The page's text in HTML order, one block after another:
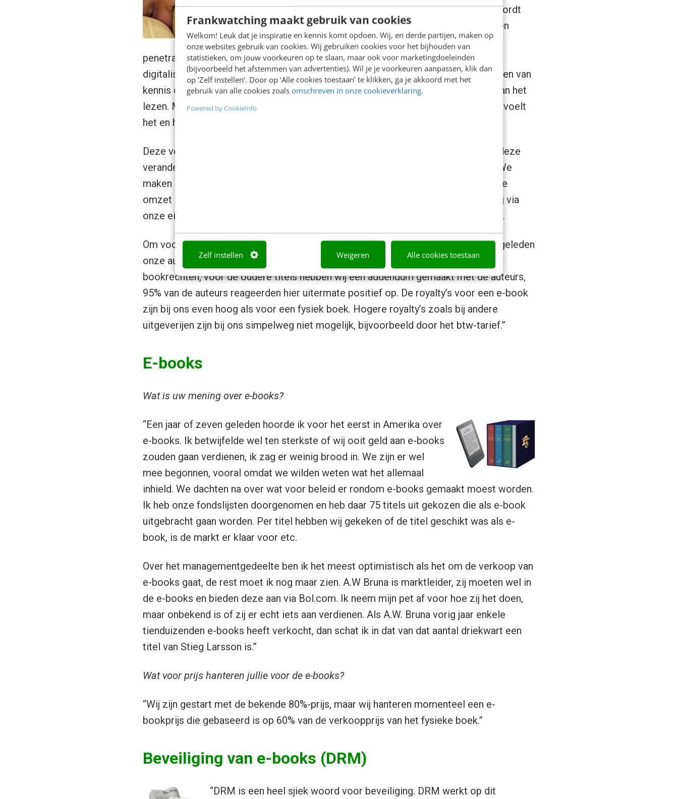
Frankwatching maakt gebruik van cookies
Welkom! Leuk dat je inspiratie en kennis komt opdoen. Wij, en derde partijen, maken op
onze websites gebruik van cookies. Wij gebruiken cookies voor het bijhouden van
statistieken, om jouw voorkeuren op te slaan, maar ook voor marketingdoeleinden
(bijvoorbeeld het afstemmen van advertenties). Wil je je voorkeuren aanpassen, klik dan
op ‘Zelf instellen’. Door op ‘Alle cookies toestaan’ te klikken, ga je akkoord met het
gebruik van alle cookies zoals omschreven in onze cookieverklaring.
Powered by CookieInfo
Zelf instellen Weigeren Alle cookies toestaan
krimpt en digitaal neemt toe. De snelheid hiervan is enorm en wordt
gedicteerd door de markt. Literatuur (fictie) zal het minst worden
aangetast door de digitalisering. E-books kunnen wel helpen ter
penetratie van de markt. Non-fictie zal het zwaarst getroffen gaan worden door
digitalisering, vooral business to business (B2B). Hier draait het meer om opzoeken van
kennis dan de beleving ervan. Bij literatuur draait het om de beleving, de emotie van het
lezen. Met een boek heb je meer een band dan met een e-book, een boek ruikt, je voelt
het en het wordt eigen.
Deze verandering vindt nu al plaats, het is geen toekomstplaatje. Voor ons heeft deze
verandering niet zo’n impact, of het nu digitaal is of print is voor ons geen issue. We
maken ook nog cd-roms, het is maar net wat de markt wil. Ongeveer 10% van onze
omzet is nu digitaal en dit groeit jaarlijks door. 17% van onze omzet genereren wij via
onze eigen webwinkels, onze omzet via boekhandels is nagenoeg gelijk gebleven.
Om voorbereid te zijn om de grote verandering in de markt, hebben wij twee jaar geleden
onze auteurscontracten aangepast. Van alle nieuwe titels hebben wij direct de e-
bookrechten, voor de oudere titels hebben wij een addendum gemaakt met de auteurs,
95% van de auteurs reageerden hier uitermate positief op. De royalty’s voor een e-book
zijn bij ons even hoog als voor een fysiek boek. Hogere royalty’s zoals bij andere
uitgeverijen zijn bij ons simpelweg niet mogelijk, bijvoorbeeld door het btw-tarief.”
E-books
Wat is uw mening over e-books?
“Een jaar of zeven geleden hoorde ik voor het eerst in Amerika over
e-books. Ik betwijfelde wel ten sterkste of wij ooit geld aan e-books
zouden gaan verdienen, ik zag er weinig brood in. We zijn er wel
mee begonnen, vooral omdat we wilden weten wat het allemaal
inhield. We dachten na over wat voor beleid er rondom e-books gemaakt moest worden.
Ik heb onze fondslijsten doorgenomen en heb daar 75 titels uit gekozen die als e-book
uitgebracht gaan worden. Per titel hebben wij gekeken of de titel geschikt was als e-
book, is de markt er klaar voor etc.
Over het managementgedeelte ben ik het meest optimistisch als het om de verkoop van
e-books gaat, de rest moet ik nog maar zien. A.W Bruna is marktleider, zij moeten wel in
de e-books en bieden deze aan via Bol.com. Ik neem mijn pet af voor hoe zij het doen,
maar onbekend is of zij er echt iets aan verdienen. Als A.W. Bruna vorig jaar enkele
tienduizenden e-books heeft verkocht, dan schat ik in dat van dat aantal driekwart een
titel van Stieg Larsson is.”
Wat voor prijs hanteren jullie voor de e-books?
“Wij zijn gestart met de bekende 80%-prijs, maar wij hanteren momenteel een e-
bookprijs die gebaseerd is op 60% van de verkoopprijs van het fysieke boek.”
Beveiliging van e-books (DRM)
“DRM is een heel sjiek woord voor beveiliging. DRM werkt op dit